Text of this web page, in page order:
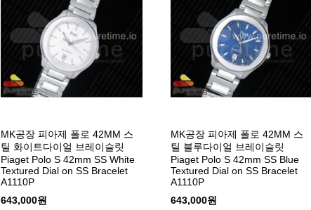
MK공장 피아제 폴로 42MM 스
틸 화이트다이얼 브레이슬릿
Piaget Polo S 42mm SS White
Textured Dial on SS Bracelet
A1110P
643,000원
MK공장 피아제 폴로 42MM 스
틸 블루다이얼 브레이슬릿
Piaget Polo S 42mm SS Blue
Textured Dial on SS Bracelet
A1110P
643,000원